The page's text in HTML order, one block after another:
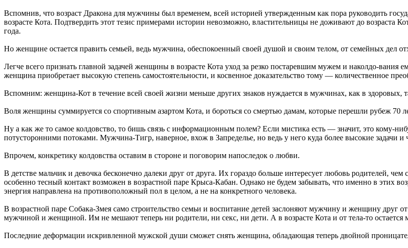
Вспомнив, что возраст Дракона для мужчины был временем, всей историей утвержденным как пора руководить
возрасте Кота. Подтвердить этот тезис примерами истории невозможно, властительницы не доживают до возраста
года.
Но женщине остается править семьей, ведь мужчина, обеспокоенный своей душой и своим телом, от семейных дел
Легче всего признать главной задачей женщины в возрасте Кота уход за резко постаревшим мужем и наколдо-вания
женщина приобретает высокую степень самостоятельности, и косвенное доказательство тому — количественное
Вспомним: женщина-Кот в течение всей своей жизни меньше других знаков нуждается в мужчинах, как в здоровых,
Воля женщины суммируется со спортивным азартом Кота, и бороться со смертью дамам, которые перешли рубеж 70
Ну а как же то самое колдовство, то бишь связь с информационным полем? Если мистика есть — значит, это кому-
потусторонними потоками. Мужчина-Тигр, наверное, вхож в Запределье, но ведь у него куда более высокие задачи и
Впрочем, конкретику колдовства оставим в стороне и поговорим напоследок о любви.
В детстве мальчик и девочка бесконечно далеки друг от друга. Их гораздо больше интересует любовь родителей,
особенно тесный контакт возможен в возрастной паре Крыса-Кабан. Однако не будем забывать, что именно в этих
энергия направлена на противоположный пол в целом, а не на конкретного человека.
В возрастной паре Собака-Змея само строительство семьи и воспитание детей заслоняют мужчину и женщину друг
мужчиной и женщиной. Им не мешают теперь ни родители, ни секс, ни дети. А в возрасте Кота и от тела-то
Последние деформации искривленной мужской души сможет снять женщина, обладающая теперь двойной